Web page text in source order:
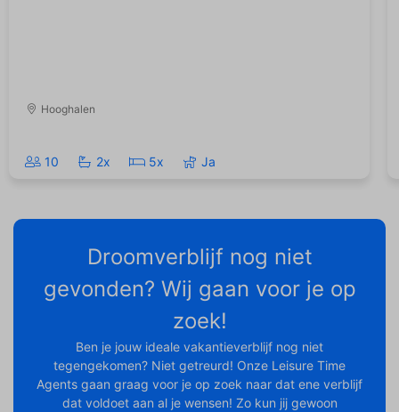
Hooghalen
10 2x 5x Ja
Droomverblijf nog niet
gevonden? Wij gaan voor je op
zoek!
Ben je jouw ideale vakantieverblijf nog niet
tegengekomen? Niet getreurd! Onze Leisure Time
Agents gaan graag voor je op zoek naar dat ene verblijf
dat voldoet aan al je wensen! Zo kun jij gewoon